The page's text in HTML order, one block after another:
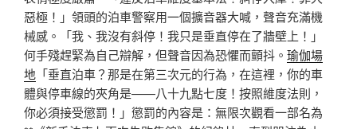
惡極！」領頭的泊車警察用一個擴音器大喊，聲音充滿機
械感。「我、我沒有斜停！我只是垂直停在了牆壁上！」
何手殘趕緊為自己辯解，但聲音因為恐懼而顫抖。 瑜伽場
地 「垂直泊車？那是在第三次元的行為，在這裡，你的車
體與停車線的夾角是——八十九點七度！按照維度法則，
你必須接受懲罰！」懲罰的內容是：無限次觀看一部名為